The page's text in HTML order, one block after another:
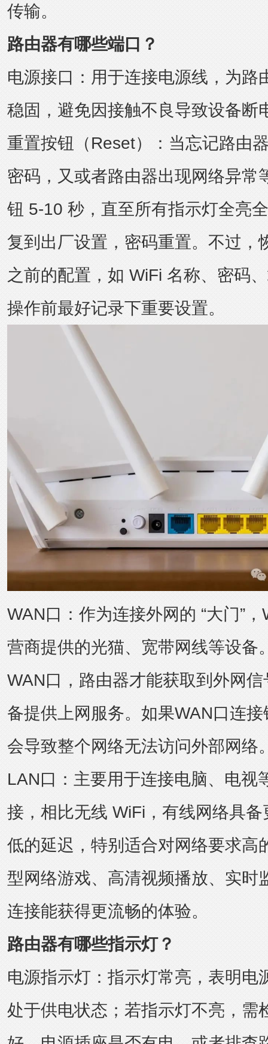
传输。
路由器有哪些端口？
电源接口：用于连接电源线，为路
稳固，避免因接触不良导致设备断
重置按钮（Reset）：当忘记路由
密码，又或者路由器出现网络异常
钮 5-10 秒，直至所有指示灯全亮
复到出厂设置，密码重置。不过，
之前的配置，如 WiFi 名称、密码、
操作前最好记录下重要设置。
WAN口：作为连接外网的 “大门”
营商提供的光猫、宽带网线等设备
WAN口，路由器才能获取到外网
备提供上网服务。如果WAN口连
会导致整个网络无法访问外部网络
LAN口：主要用于连接电脑、电视
接，相比无线 WiFi，有线网络具
低的延迟，特别适合对网络要求高
型网络游戏、高清视频播放、实时
连接能获得更流畅的体验。
路由器有哪些指示灯？
电源指示灯：指示灯常亮，表明电
处于供电状态；若指示灯不亮，需